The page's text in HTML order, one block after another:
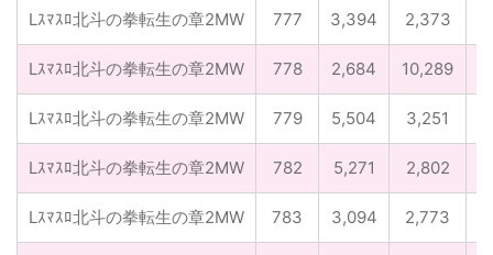
Lｽﾏｽﾛ北斗の拳転生の章2MW 777 3,394 2,373
Lｽﾏｽﾛ北斗の拳転生の章2MW 778 2,684 10,289
Lｽﾏｽﾛ北斗の拳転生の章2MW 779 5,504 3,251
Lｽﾏｽﾛ北斗の拳転生の章2MW 782 5,271 2,802
Lｽﾏｽﾛ北斗の拳転生の章2MW 783 3,094 2,773